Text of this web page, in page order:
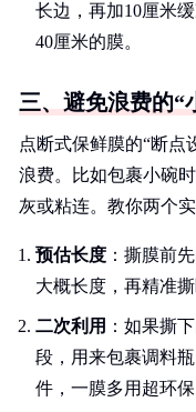
长边，再加10厘米
40厘米的膜。
三、避免浪费的“
点断式保鲜膜的“断点
浪费。比如包裹小碗
灰或粘连。教你两个实
预估长度 ：撕膜前
大概长度，再精准撕
二次利用 ：如果撕
段，用来包裹调料
件，一膜多用超环保